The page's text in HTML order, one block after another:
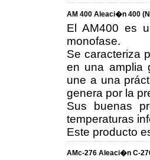
AM 400 Aleaci�n 400
El AM400 es
monofase.
Se caracteriza
en una amplia
une a una
genera por la
Sus buenas
temperaturas
Este producto
AMc-276 Aleaci�n C-